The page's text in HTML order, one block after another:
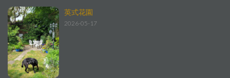
英式花園
2026-05-17